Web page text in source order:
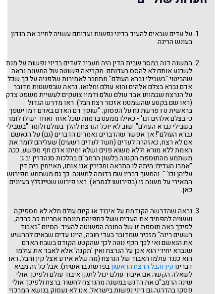
על עדים שבאים להעיד בדיני נפשות ועדותם עשויה לחייב את הנדון
בעונש הריגה.
המשנה דנה במסר שבית הדין היה מעביר לעדים בדיני נפשות על מנת
לשכנע אותם לא להסס בעדותם. מקריאה פשוטה של המשנה נראה
שהביטוי "בשבילי נברא העולם" מתחבר לאמירות שלפניה על כך שכל
אדם נברא בצלם אלהים והוא עולם ומלואו. נראה שבפשטות מדובר
על הנרצח שבמותו אבד עולם שלם ודמיו צועקים לעשיית משפט צדק
(ראו שם בקטע שהשמטנו אזכור רצח הבל). ראו מדרש הגדול
בראשית ט ו פרשת נח על הפסוק: "שופך דם האדם באדם דמו ישפך
כי בצלם אלהים וכו' - כאילו ממעט בדמות שכל אחד ואחד יש לו לומר
בשבילי נברא העולם". שוב לא יוכל הנרצח להלך בעולם ולומר "בשבילי
נברא העולם"! אך אפשר שהדברים נאמרים הדברים (גם) על הנאשם
אם לא רצח, כאזהרה לעדים (חשד לעדים רשעים) שעליהם לומר את
האמת ללא מורא וללא משוא פנים ושלא ימיתו אדם חף מפשע. ככה
משתמע מהתוספת הקטנה בלשון הרמב"ם בהלכות סנהדרין יב ג:
"אמרו העדים: היתה לו התראה ומכירין אנו אותו, מאיימין בית דין
עליהן וכו' ". והמשך דבריו שם בדומה למשנה. כך גם משתמע מפירוש
המאירי על משנה זו (בפירושו לגמרא). ראו פירוש שטיינזלץ בעיונים
כאן.
נראה שהדרשה הקודמת על איבוד או קיום עולם מלא לא מספיקה
ועשויה להפחיד את העדים שעל כתפיהם מונחת אחריות כה כבדה,
לפיכך באה תוספת זו של החובה הפשוטה להעיד. הסיום "באבוד
רשעים רינה" מזכיר שמדובר בעדי חובה, היינו עדים שבאים להרשיע
את הנאשם ואי לכך הכף נוטה לכך שהקטע הקודם בשבח האדם
שנברא יחידי הוא אכן על הנרצח ואין 'תקנה' אלא לאבד את עולמו
הוא כנגד עולמו האבוד של הנרצח (מה שלא אירע אצל קין והבל, ראו
דברינוקין והבל הרצח הראשוןבפרשת בראשית). אבל כל זה מביא
לשאלה הקשה אם איבוד עולם יכול לתקן איבוד עולם ולפיכך אולי
שינה הרמב"ם את הדגש במשנה מהנרצח לחשוד ברצח ולפיכך אולי
פסקו בהדרגה גם דיני נפשות בישראל. אנו לא נעסוק בנושא המרכזי